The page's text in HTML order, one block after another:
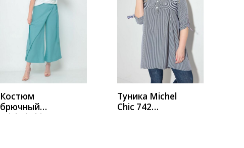
Костюм
брючный
Michel Chic
КУПИТЬ
Туника Michel
Chic 742
КУПИТЬ